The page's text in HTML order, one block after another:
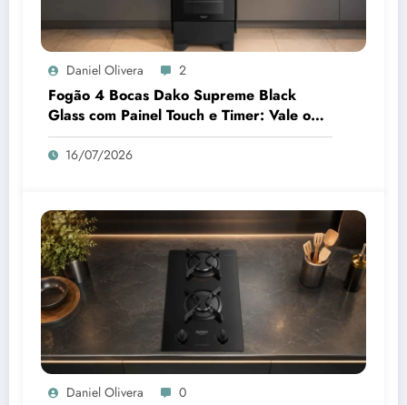
Daniel Olivera 2
Fogão 4 Bocas Dako Supreme Black
Glass com Painel Touch e Timer: Vale o
Preço? Análise Prós e Contras
16/07/2026
Daniel Olivera 0